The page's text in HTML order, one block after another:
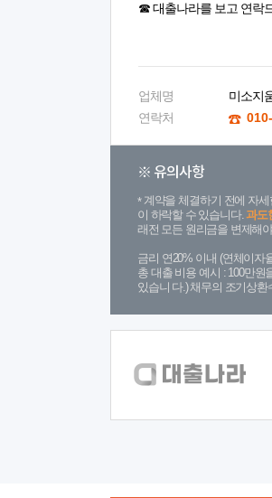
☎ 대출나라를 보고 연락
업체명
미소지
연락처
※ 유의사항
계약을 체결하기 전에 자
이 하락할 수 있습니다.과도
래전 모든 원리금을 변제해
금리 연20% 이내 (연체이자
총 대출 비용 예시 : 100만
있습니 다.) 채무의 조기상